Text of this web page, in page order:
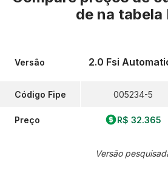
de na tabela
Versão
Código Fipe
Preço
2.0 Fsi
005234-5
R$ 32.365
Versão